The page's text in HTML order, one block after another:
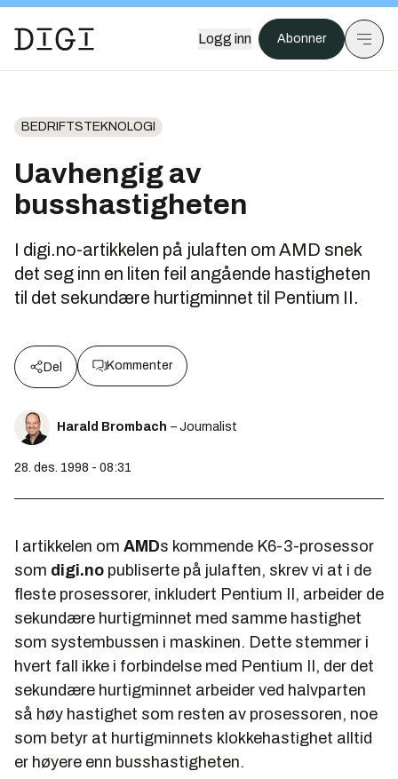
Logg inn Abonner
BEDRIFTSTEKNOLOGI
Uavhengig av
busshastigheten
I digi.no-artikkelen på julaften om AMD snek
det seg inn en liten feil angående hastigheten
til det sekundære hurtigminnet til Pentium II.
Del Kommenter
Harald Brombach – Journalist
28. des. 1998 - 08:31
I artikkelen om AMDs kommende K6-3-prosessor
som digi.no publiserte på julaften, skrev vi at i de
fleste prosessorer, inkludert Pentium II, arbeider de
sekundære hurtigminnet med samme hastighet
som systembussen i maskinen. Dette stemmer i
hvert fall ikke i forbindelse med Pentium II, der det
sekundære hurtigminnet arbeider ved halvparten
så høy hastighet som resten av prosessoren, noe
som betyr at hurtigminnets klokkehastighet alltid
er høyere enn busshastigheten.